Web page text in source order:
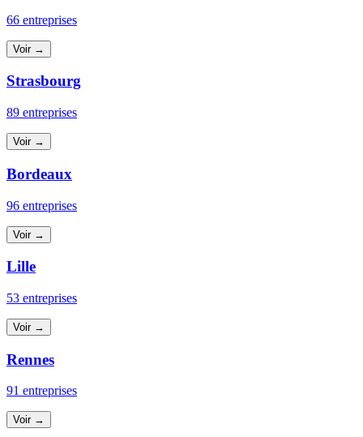
66 entreprises
Voir →
Strasbourg
89 entreprises
Voir →
Bordeaux
96 entreprises
Voir →
Lille
53 entreprises
Voir →
Rennes
91 entreprises
Voir →